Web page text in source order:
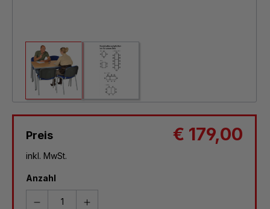
Preis € 179,00
inkl. MwSt.
Anzahl